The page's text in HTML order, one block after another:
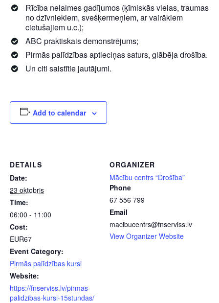
Rīcība nelaimes gadījumos (ķīmiskās vielas, traumas
no dzīvniekiem, svešķermeņiem, ar vairākiem
cietušajiem u.c.);
ABC praktiskais demonstrējums;
Pirmās palīdzības aptieciņas saturs, glābēja drošība.
Un citi saistītie jautājumi.
Add to calendar
DETAILS
Date:
23 oktobris
Time:
06:00 - 11:00
Cost:
EUR67
Event Category:
Pirmās palīdzības kursi
Website:
https://fnserviss.lv/pirmas-
palidzibas-kursi-15stundas/
ORGANIZER
Mācību centrs “Drošība”
Phone
67 556 799
Email
macibucentrs@fnserviss.lv
View Organizer Website